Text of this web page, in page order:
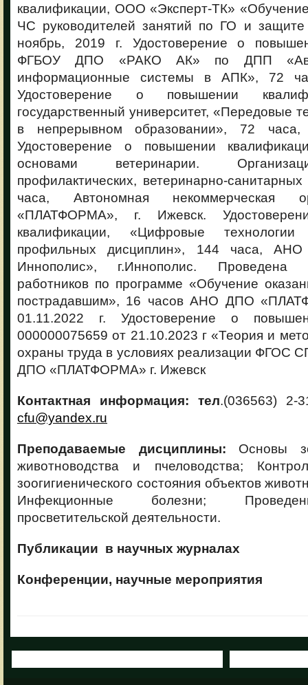
квалификации, ООО «Эксперт-ТК»
ЧС руководителей занятий по ГО и
ноябрь, 2019 г. Удостоверение о
ФГБОУ ДПО «РАКО АК» по ДПП
информационные системы в АПК», 72
Удостоверение о повышении
государственный университет, «Передовые
в непрерывном образовании», 72
Удостоверение о повышении
основами ветеринарии.
профилактических, ветеринарно-
часа, Автономная некоммерческая
«ПЛАТФОРМА», г. Ижевск.
квалификации, «Цифровые
профильных дисциплин», 144 часа, АНО
Иннополис», г.Иннополис. Проведена
работников по программе «Обучение
пострадавшим», 16 часов АНО ДПО
01.11.2022 г. Удостоверение о
000000075659 от 21.10.2023 г «Теория и
охраны труда в условиях реализации ФГОС
ДПО «ПЛАТФОРМА» г. Ижевск
Контактная информация: тел.(036563) 2-
cfu@yandex.ru
Преподаваемые дисциплины: Основы
животноводства и пчеловодства;
зоогигиенического состояния объектов
Инфекционные болезни;
просветительской деятельности.
Публикации в научных журналах
Конференции, научные мероприятия